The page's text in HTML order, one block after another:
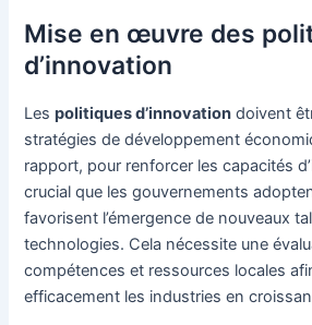
Mise en œuvre des
d’innovation
Lespolitiques d’innovation doivent
stratégies de développement
rapport, pour renforcer les capacités
crucial que les gouvernements
favorisent l’émergence de nouveaux
technologies. Cela nécessite une
compétences et ressources locales
efficacement les industries en